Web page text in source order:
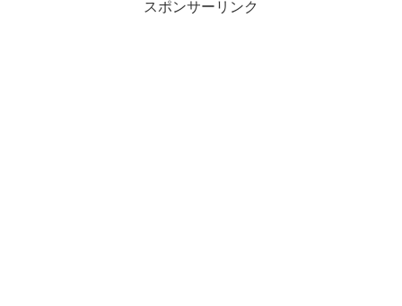
スポンサーリンク